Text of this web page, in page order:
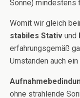
Sonne) mindestens
Womit wir gleich
stabiles Stativ und
erfahrungsgemäß
Umständen auch
ohne strahlende